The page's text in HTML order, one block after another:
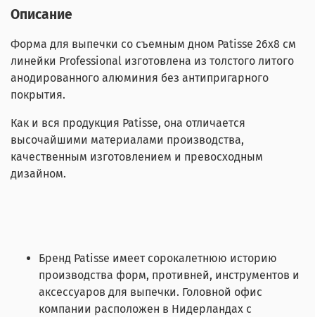
Описание
Форма для выпечки со съемным дном Patisse 26х8 см
линейки Professional изготовлена из толстого литого
анодированного алюминия без антипригарного
покрытия.
Как и вся продукция Patisse, она отличается
высочайшими материалами производства,
качественным изготовлением и превосходным
дизайном.
Бренд Patisse имеет сорокалетнюю историю
производства форм, противней, инструментов и
аксессуаров для выпечки. Головной офис
компании расположен в Нидерландах с